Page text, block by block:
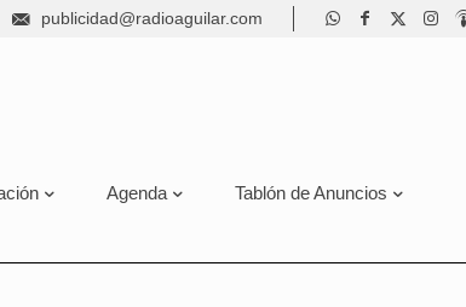
publicidad@radioaguilar.com
Agenda Tablón de Anuncios